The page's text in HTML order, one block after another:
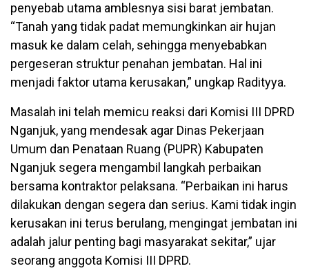
penyebab utama amblesnya sisi barat jembatan.
“Tanah yang tidak padat memungkinkan air hujan
masuk ke dalam celah, sehingga menyebabkan
pergeseran struktur penahan jembatan. Hal ini
menjadi faktor utama kerusakan,” ungkap Radityya.
Masalah ini telah memicu reaksi dari Komisi III DPRD
Nganjuk, yang mendesak agar Dinas Pekerjaan
Umum dan Penataan Ruang (PUPR) Kabupaten
Nganjuk segera mengambil langkah perbaikan
bersama kontraktor pelaksana. “Perbaikan ini harus
dilakukan dengan segera dan serius. Kami tidak ingin
kerusakan ini terus berulang, mengingat jembatan ini
adalah jalur penting bagi masyarakat sekitar,” ujar
seorang anggota Komisi III DPRD.